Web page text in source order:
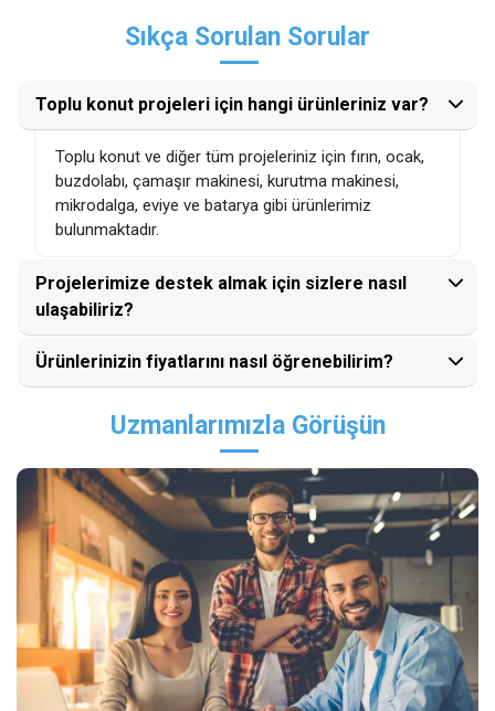
Sıkça Sorulan Sorular
Toplu konut projeleri için hangi ürünleriniz var?
Toplu konut ve diğer tüm projeleriniz için fırın, ocak,
buzdolabı, çamaşır makinesi, kurutma makinesi,
mikrodalga, eviye ve batarya gibi ürünlerimiz
bulunmaktadır.
Projelerimize destek almak için sizlere nasıl
ulaşabiliriz?
Ürünlerinizin fiyatlarını nasıl öğrenebilirim?
Uzmanlarımızla Görüşün